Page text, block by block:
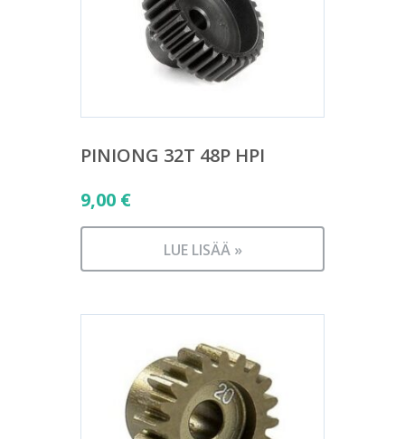
PINIONG 32T 48P HPI
9,00 €
LUE LISÄÄ »